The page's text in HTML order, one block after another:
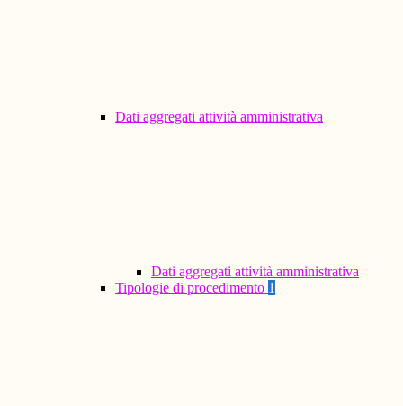
Dati aggregati attività amministrativa
Dati aggregati attività amministrativa
Tipologie di procedimento 1